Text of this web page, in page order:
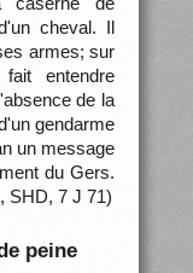
cheval. Il
armes; sur
entendre
de la
gendarme
un message
du Gers.
SHD, 7 J 71)
peine